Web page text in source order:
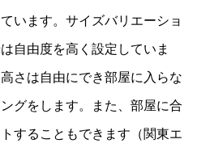
います。サイズバリエーショ
自由度を高く設定していま
さは自由にでき部屋に入らな
グをします。また、部屋に合
することもできます（関東エ